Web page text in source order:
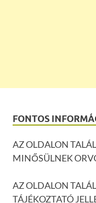
FONTOS
AZ OLDALON
MINŐSÜLNEK
AZ OLDALON
TÁJÉKOZTATÓ